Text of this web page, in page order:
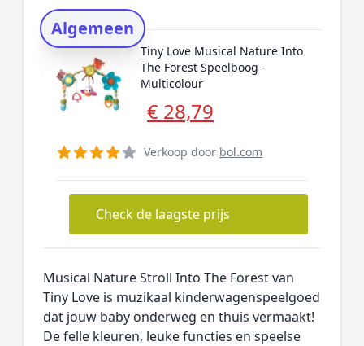
Onderzoeksmethode
Alternatieven
Prijsniveaus
Algemeen
Tiny Love Musical Nature Into
The Forest Speelboog -
Multicolour
€ 28,79
Verkoop door bol.com
Check de laagste prijs
Musical Nature Stroll Into The Forest van
Tiny Love is muzikaal kinderwagenspeelgoed
dat jouw baby onderweg en thuis vermaakt!
De felle kleuren, leuke functies en speelse